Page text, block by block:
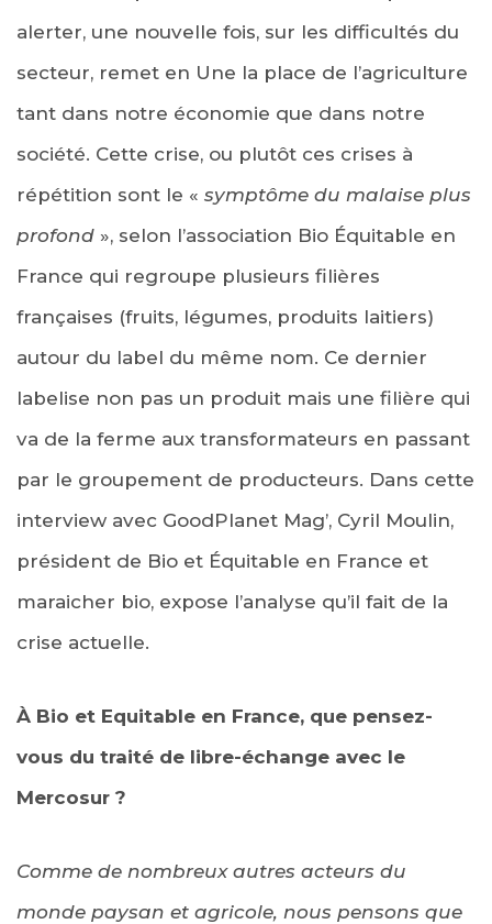
alerter, une nouvelle fois, sur les difficultés du
secteur, remet en Une la place de l’agriculture
tant dans notre économie que dans notre
société. Cette crise, ou plutôt ces crises à
répétition sont le « symptôme du malaise plus
profond », selon l’association Bio Équitable en
France qui regroupe plusieurs filières
françaises (fruits, légumes, produits laitiers)
autour du label du même nom. Ce dernier
labelise non pas un produit mais une filière qui
va de la ferme aux transformateurs en passant
par le groupement de producteurs. Dans cette
interview avec GoodPlanet Mag’, Cyril Moulin,
président de Bio et Équitable en France et
maraicher bio, expose l’analyse qu’il fait de la
crise actuelle.
À Bio et Equitable en France, que pensez-
vous du traité de libre-échange avec le
Mercosur ?
Comme de nombreux autres acteurs du
monde paysan et agricole, nous pensons que